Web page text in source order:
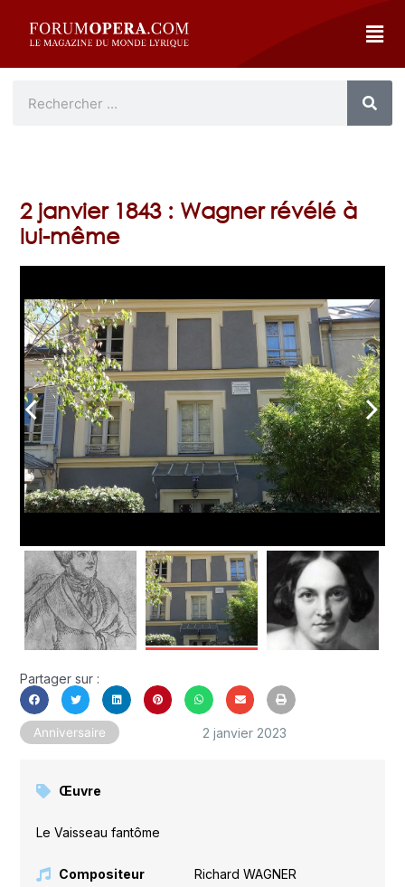
2 janvier 1843 : Wagner révélé à
lui-même
arrow_back_ios arrow_forward_ios
Partager sur :
Anniversaire 2 janvier 2023
Œuvre
Le Vaisseau fantôme
Compositeur Richard WAGNER